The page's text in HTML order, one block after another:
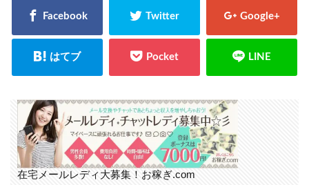
在宅メールレディ大募集！お稼ぎ.com